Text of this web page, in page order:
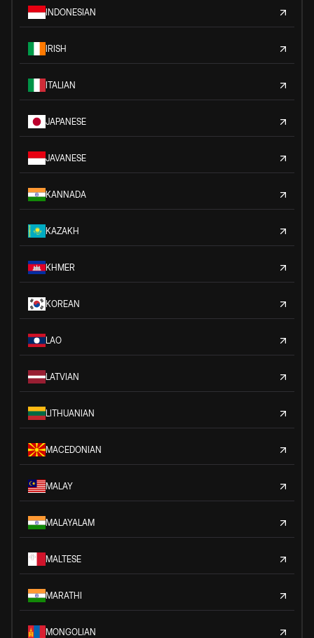
INDONESIAN
IRISH
ITALIAN
JAPANESE
JAVANESE
KANNADA
KAZAKH
KHMER
KOREAN
LAO
LATVIAN
LITHUANIAN
MACEDONIAN
MALAY
MALAYALAM
MALTESE
MARATHI
MONGOLIAN